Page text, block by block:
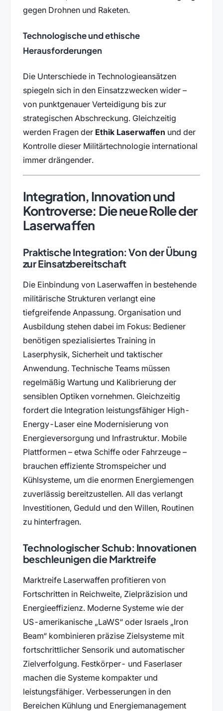
gegen Drohnen und Raketen.
Technologische und ethische
Herausforderungen
Die Unterschiede in Technologieansätzen
spiegeln sich in den Einsatzzwecken wider –
von punktgenauer Verteidigung bis zur
strategischen Abschreckung. Gleichzeitig
werden Fragen der Ethik Laserwaffen und der
Kontrolle dieser Militärtechnologie international
immer drängender.
Integration, Innovation und
Kontroverse: Die neue Rolle der
Laserwaffen
Praktische Integration: Von der Übung
zur Einsatzbereitschaft
Die Einbindung von Laserwaffen in bestehende
militärische Strukturen verlangt eine
tiefgreifende Anpassung. Organisation und
Ausbildung stehen dabei im Fokus: Bediener
benötigen spezialisiertes Training in
Laserphysik, Sicherheit und taktischer
Anwendung. Technische Teams müssen
regelmäßig Wartung und Kalibrierung der
sensiblen Optiken vornehmen. Gleichzeitig
fordert die Integration leistungsfähiger High-
Energy-Laser eine Modernisierung von
Energieversorgung und Infrastruktur. Mobile
Plattformen – etwa Schiffe oder Fahrzeuge –
brauchen effiziente Stromspeicher und
Kühlsysteme, um die enormen Energiemengen
zuverlässig bereitzustellen. All das verlangt
Investitionen, Geduld und den Willen, Routinen
zu hinterfragen.
Technologischer Schub: Innovationen
beschleunigen die Marktreife
Marktreife Laserwaffen profitieren von
Fortschritten in Reichweite, Zielpräzision und
Energieeffizienz. Moderne Systeme wie der
US-amerikanische „LaWS“ oder Israels „Iron
Beam“ kombinieren präzise Zielsysteme mit
fortschrittlicher Sensorik und automatischer
Zielverfolgung. Festkörper- und Faserlaser
machen die Systeme kompakter und
leistungsfähiger. Verbesserungen in den
Bereichen Kühlung und Energiemanagement